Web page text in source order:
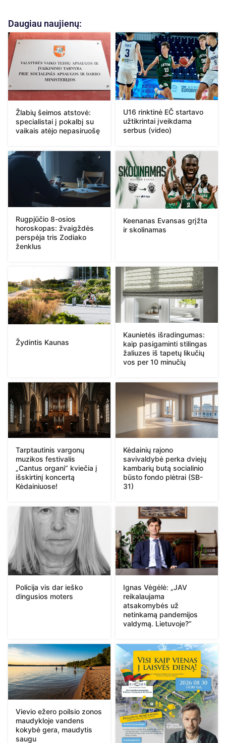
Daugiau naujienų:
Žlabių šeimos atstovė:
specialistai į pokalbį su
vaikais atėjo nepasiruošę
U16 rinktinė EČ startavo
užtikrintai įveikdama
serbus (video)
Rugpjūčio 8-osios
horoskopas: žvaigždės
perspėja tris Zodiako
ženklus
Keenanas Evansas grįžta
ir skolinamas
Žydintis Kaunas
Kaunietės išradingumas:
kaip pasigaminti stilingas
žaliuzes iš tapetų likučių
vos per 10 minučių
Tarptautinis vargonų
muzikos festivalis
„Cantus organi“ kviečia į
išskirtinį koncertą
Kėdainiuose!
Kėdainių rajono
savivaldybė perka dviejų
kambarių butą socialinio
būsto fondo plėtrai (SB-
31)
Policija vis dar ieško
dingusios moters
Ignas Vėgėlė: „JAV
reikalaujama
atsakomybės už
netinkamą pandemijos
valdymą. Lietuvoje?“
Vievio ežero poilsio zonos
maudykloje vandens
kokybė gera, maudytis
saugu